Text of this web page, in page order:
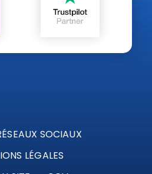
SOCIAUX
LÉGALES